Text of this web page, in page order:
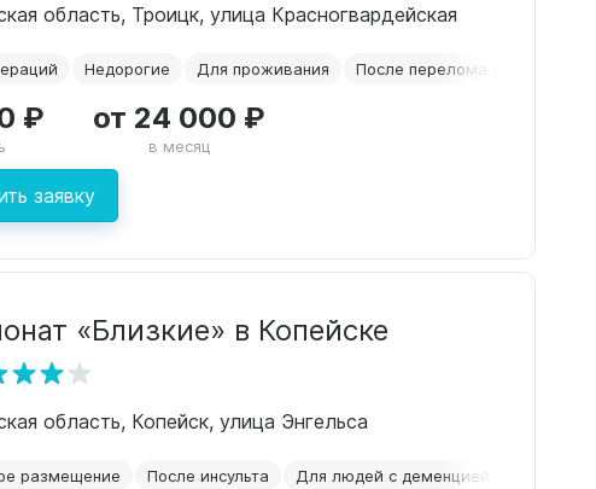
область, Троицк, улица Красногвардейская
Недорогие Для проживания После перелома шейки бедра
заявку
₽ от 24 000 ₽
в месяц
«Близкие» в Копейске
область, Копейск, улица Энгельса
размещение После инсульта Для людей с деменцией